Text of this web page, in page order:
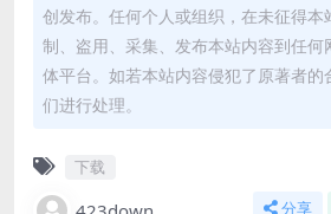
创发布。任何个人或组织，在未征得本
制、盗用、采集、发布本站内容到任何
体平台。如若本站内容侵犯了原著者的
们进行处理。
下载
分享